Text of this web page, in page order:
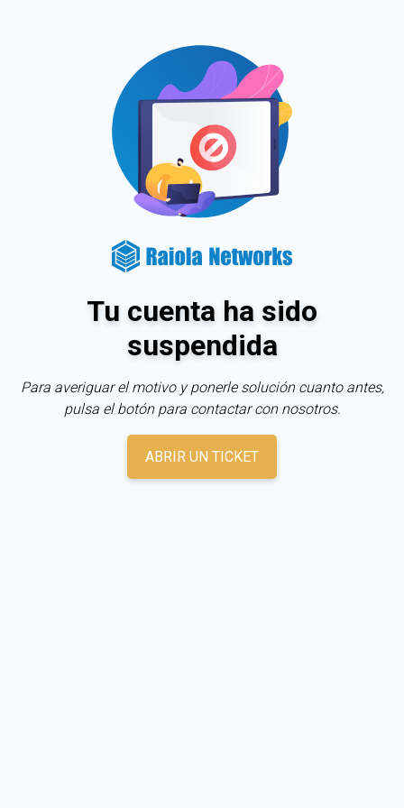
Tu cuenta ha sido
suspendida
Para averiguar el motivo y ponerle solución cuanto antes,
pulsa el botón para contactar con nosotros.
ABRIR UN TICKET